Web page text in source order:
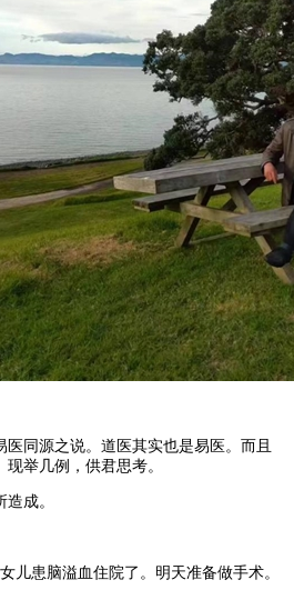
同源之说。道医其实也是易医。而且
举几例，供君思考。
成。
儿患脑溢血住院了。明天准备做手术。